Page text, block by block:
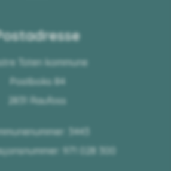
Toten kommune
Postboks 84
2831 Raufoss
3443
971 028 300